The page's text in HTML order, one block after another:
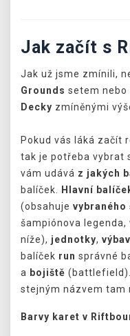
Jak začít s
Jak už jsme zmínili,
Grounds setem nebo
Decky zmíněnými
Pokud vás láká začít
tak je potřeba vybrat
vám udává z jakých
balíček.
Hlavní
(obsahuje vybraného
šampiónova legenda,
níže), jednotky,
balíček run správné
a bojiště
stejným názvem tam
Barvy karet v